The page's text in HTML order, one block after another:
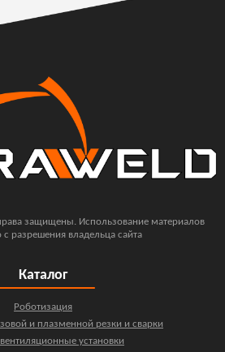
защищены. Использование материалов
с разрешения владельца сайта
Каталог
Роботизация
и плазменной резки и сварки
установки